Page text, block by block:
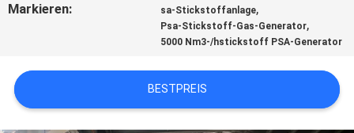
NEWS
Markieren: sa-Stickstoffanlage,
Psa-Stickstoff-Gas-Generator,
5000 Nm3-/hstickstoff PSA-Generator
BESTPREIS